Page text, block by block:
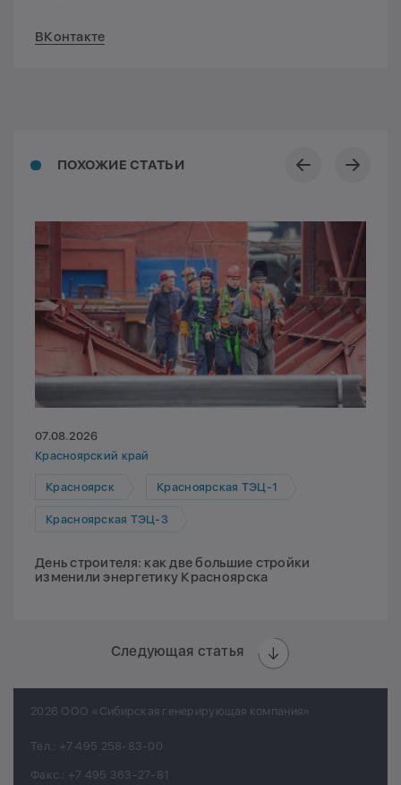
ВКонтакте
ПОХОЖИЕ СТАТЬИ
07.08.2026
Красноярский край
Красноярск Красноярская ТЭЦ-1
Красноярская ТЭЦ-3
День строителя: как две большие стройки
изменили энергетику Красноярска
Следующая статья
2026 ООО «Сибирская генерирующая компания»
Тел.: +7 495 258-83-00
Факс.: +7 495 363-27-81